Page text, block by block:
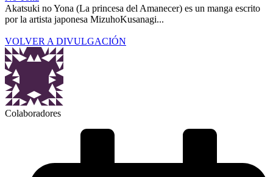
Akatsuki no Yona (La princesa del Amanecer) es un manga escrito
por la artista japonesa MizuhoKusanagi...
VOLVER A DIVULGACIÓN
Colaboradores